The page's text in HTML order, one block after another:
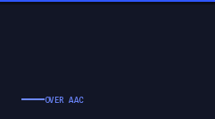
OVER AAC